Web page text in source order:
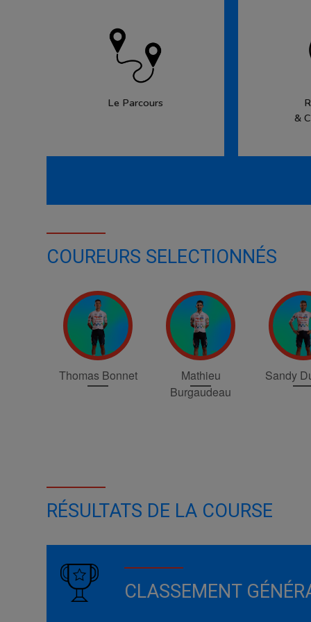
Le Parcours
&
COUREURS SELECTIONNÉS
Thomas Bonnet
Mathieu
Burgaudeau
Sandy
RÉSULTATS DE LA COURSE
CLASSEMENT